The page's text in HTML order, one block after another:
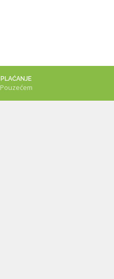
PLAĆANJE
Pouzećem